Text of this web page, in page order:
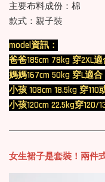
主要布料成份：棉
款式：親子裝
model資訊：
爸爸185cm 78kg 穿2XL
媽媽167cm 50kg 穿L適
小孩 108cm 18.5kg 穿
小孩120cm 22.5kg穿
女生裙子是套裝！兩件